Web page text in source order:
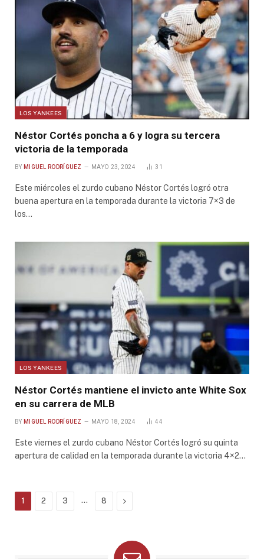
LOS YANKEES
Néstor Cortés poncha a 6 y logra su tercera
victoria de la temporada
BY MIGUEL RODRÍGUEZ MAYO 23, 2024 31
Este miércoles el zurdo cubano Néstor Cortés logró otra
buena apertura en la temporada durante la victoria 7×3 de
los…
LOS YANKEES
Néstor Cortés mantiene el invicto ante White Sox
en su carrera de MLB
BY MIGUEL RODRÍGUEZ MAYO 18, 2024 44
Este viernes el zurdo cubano Néstor Cortés logró su quinta
apertura de calidad en la temporada durante la victoria 4×2…
1 2 3 … 8 Next